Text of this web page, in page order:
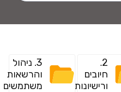
2.
חיובים
ורישיונות
3. ניהול
והרשאות
משתמשים